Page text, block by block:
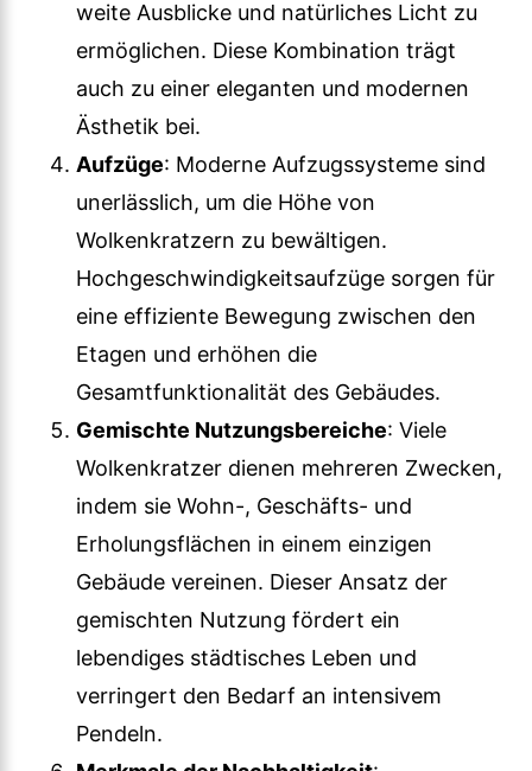
weite Ausblicke und natürliches Licht zu
ermöglichen. Diese Kombination trägt
auch zu einer eleganten und modernen
Ästhetik bei.
Aufzüge: Moderne Aufzugssysteme sind
unerlässlich, um die Höhe von
Wolkenkratzern zu bewältigen.
Hochgeschwindigkeitsaufzüge sorgen für
eine effiziente Bewegung zwischen den
Etagen und erhöhen die
Gesamtfunktionalität des Gebäudes.
Gemischte Nutzungsbereiche: Viele
Wolkenkratzer dienen mehreren Zwecken,
indem sie Wohn-, Geschäfts- und
Erholungsflächen in einem einzigen
Gebäude vereinen. Dieser Ansatz der
gemischten Nutzung fördert ein
lebendiges städtisches Leben und
verringert den Bedarf an intensivem
Pendeln.